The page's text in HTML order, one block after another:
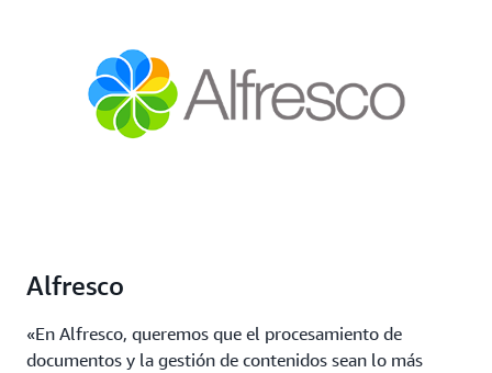
Alfresco
«En Alfresco, queremos que el procesamiento de
documentos y la gestión de contenidos sean lo más